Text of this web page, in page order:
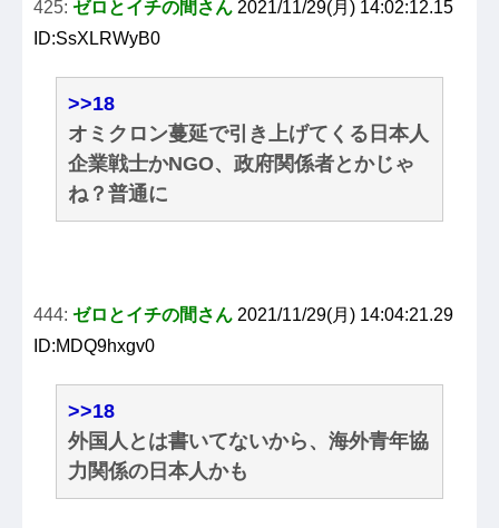
425: ゼロとイチの間さん 2021/11/29(月) 14:02:12.15
ID:SsXLRWyB0
>>18
オミクロン蔓延で引き上げてくる日本人
企業戦士かNGO、政府関係者とかじゃ
ね？普通に
444: ゼロとイチの間さん 2021/11/29(月) 14:04:21.29
ID:MDQ9hxgv0
>>18
外国人とは書いてないから、海外青年協
力関係の日本人かも